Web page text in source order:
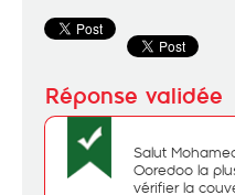
Salut
Ooredoo la
vérifier la